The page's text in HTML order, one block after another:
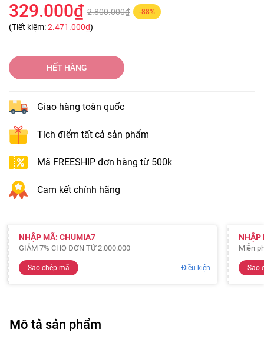
329.000₫ 2.800.000₫ -88%
(Tiết kiệm:2.471.000₫)
HẾT HÀNG
Giao hàng toàn quốc
Tích điểm tất cả sản phẩm
Mã FREESHIP đơn hàng từ 500k
Cam kết chính hãng
NHẬP MÃ: CHUMIA7
GIẢM 7% CHO ĐƠN TỪ 2.000.000
Sao chép mã Điều kiện
NHẬP
Miễn
Sao
Mô tả sản phẩm